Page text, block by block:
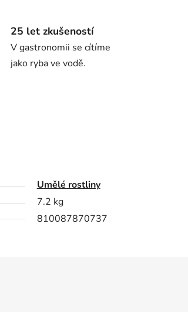
25 let zkušeností
V gastronomii se cítíme
jako ryba ve vodě.
Umělé rostliny
7.2 kg
810087870737